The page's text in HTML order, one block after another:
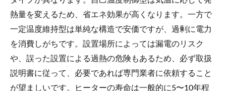
熱量を変えるため、省エネ効果が高くなります。一方で
一定温度維持型は単純な構造で安価ですが、過剰に電力
を消費しがちです。設置場所によっては漏電のリスク
や、誤った設置による過熱の危険もあるため、必ず取扱
説明書に従って、必要であれば専門業者に依頼すること
が望ましいです。ヒーターの寿命は一般的に5〜10年程